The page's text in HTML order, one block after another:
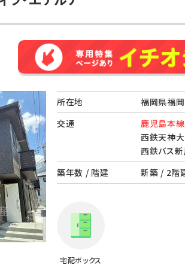
所在地
福岡県福
交通
鹿児島本
西鉄天神
西鉄バス
築年数 / 階建
新築 / 2階
宅配ボックス